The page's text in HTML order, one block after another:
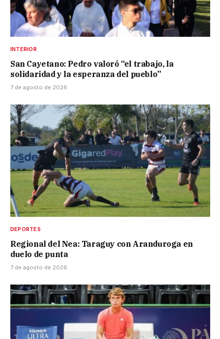
INTERIOR
San Cayetano: Pedro valoró “el trabajo, la
solidaridad y la esperanza del pueblo”
7 de agosto de 2026
DEPORTES
Regional del Nea: Taraguy con Aranduroga en
duelo de punta
7 de agosto de 2026